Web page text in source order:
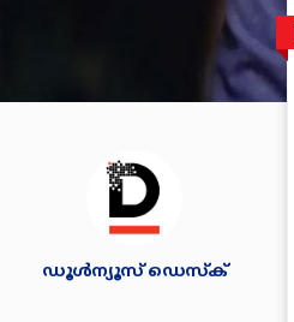
ഡൂള്‍ന്യൂസ് ഡെസ്‌ക്